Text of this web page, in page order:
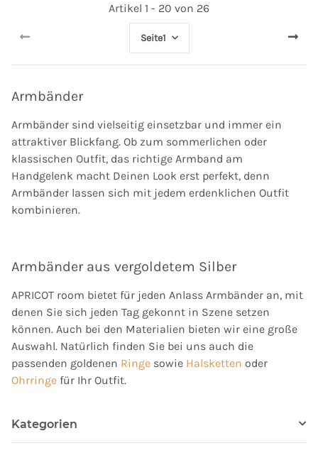
Artikel 1 - 20 von 26
Seite1
Armbänder
Armbänder sind vielseitig einsetzbar und immer ein
attraktiver Blickfang. Ob zum sommerlichen oder
klassischen Outfit, das richtige Armband am
Handgelenk macht Deinen Look erst perfekt, denn
Armbänder lassen sich mit jedem erdenklichen Outfit
kombinieren.
Armbänder aus vergoldetem Silber
APRICOT room bietet für jeden Anlass Armbänder an, mit
denen Sie sich jeden Tag gekonnt in Szene setzen
können. Auch bei den Materialien bieten wir eine große
Auswahl. Natürlich finden Sie bei uns auch die
passenden goldenen Ringe sowie Halsketten oder
Ohrringe für Ihr Outfit.
Kategorien